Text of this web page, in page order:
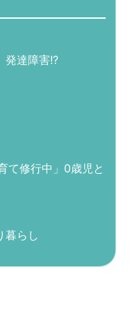
発達障害!?
て修行中」0歳児と
暮らし